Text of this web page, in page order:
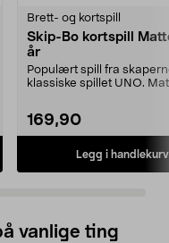
Brett- og kortspill
Skip-Bo kortspill
år
Populært spill fra
klassiske spillet UNO.
169,90
Legg i handlekurv
vanlige ting